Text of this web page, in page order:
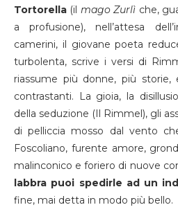
Tortorella (il mago Zurlì che,
a profusione), nell’attesa
camerini, il giovane poeta
turbolenta, scrive i versi di
riassume più donne, più
contrastanti. La gioia, la
della seduzione (Il Rimmel), gli
di pelliccia mosso dal vento
Foscoliano, furente amore,
malinconico e foriero di nuove
labbra puoi spedirle ad un
fine, mai detta in modo più bello.